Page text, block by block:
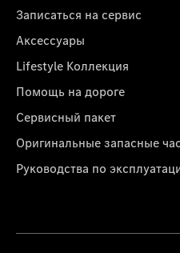
Записаться на сервис
Аксессуары
Lifestyle Коллекция
Помощь на дороге
Сервисный пакет
Оригинальные запасные
Руководства по